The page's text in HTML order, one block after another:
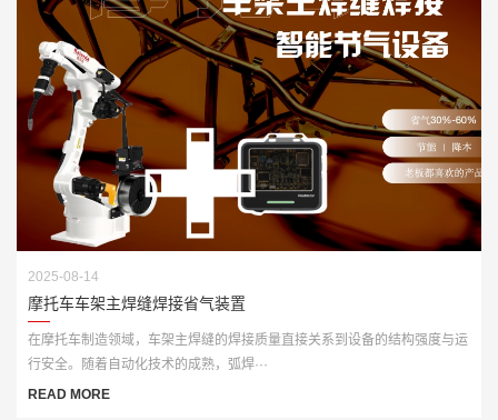
2025-08-14
摩托车车架主焊缝焊接省气装置
在摩托车制造领域，车架主焊缝的焊接质量直接关系到设备的结构强度与运
行安全。随着自动化技术的成熟，弧焊···
READ MORE